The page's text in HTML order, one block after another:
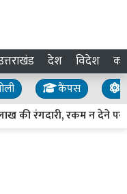
देश विदेश
कैंपस
की रंगदारी, रकम न देने